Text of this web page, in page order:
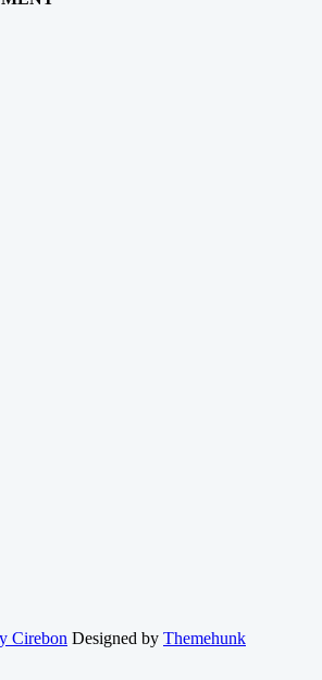
Cirebon Designed by Themehunk